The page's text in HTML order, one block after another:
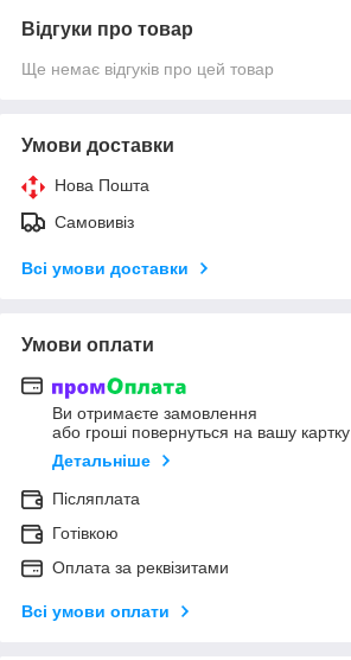
Відгуки про товар
Ще немає відгуків про цей товар
Умови доставки
Нова Пошта
Самовивіз
Всі умови доставки
Умови оплати
Ви отримаєте замовлення
або гроші повернуться на вашу картку
Детальніше
Післяплата
Готівкою
Оплата за реквізитами
Всі умови оплати